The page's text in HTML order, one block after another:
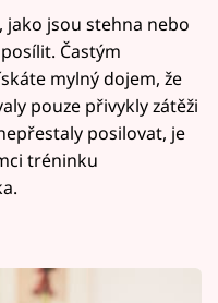
jako jsou stehna nebo
Častým
mylný dojem, že
pouze přivykly zátěži
posilovat, je
tréninku